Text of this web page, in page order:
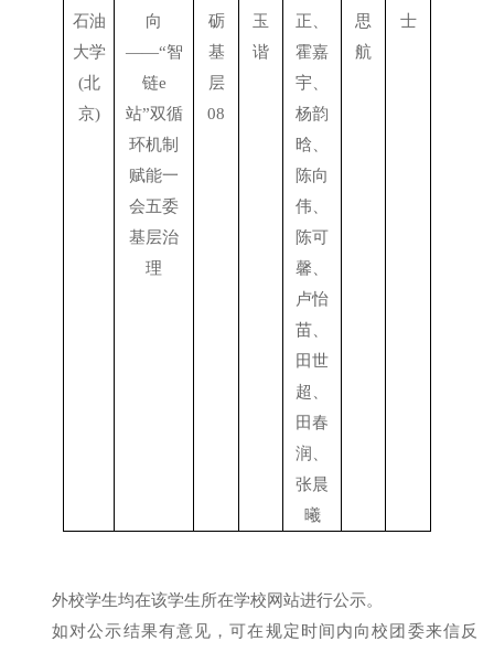
石油
大学
(北
京)
向
——“智
链e
站”双循
环机制
赋能一
会五委
基层治
理
砺
基
层
08
玉
谐
正、
霍嘉
宇、
杨韵
晗、
陈向
伟、
陈可
馨、
卢怡
苗、
田世
超、
田春
润、
张晨
曦
思
航
士
外校学生均在该学生所在学校网站进行公示。
如对公示结果有意见，可在规定时间内向校团委来信反